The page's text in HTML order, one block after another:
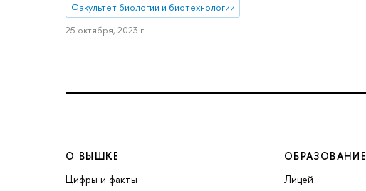
Факультет биологии и биотехнологии
25 октября, 2023 г.
О ВЫШКЕ
Цифры и факты
ОБРАЗОВАНИЕ
Лицей